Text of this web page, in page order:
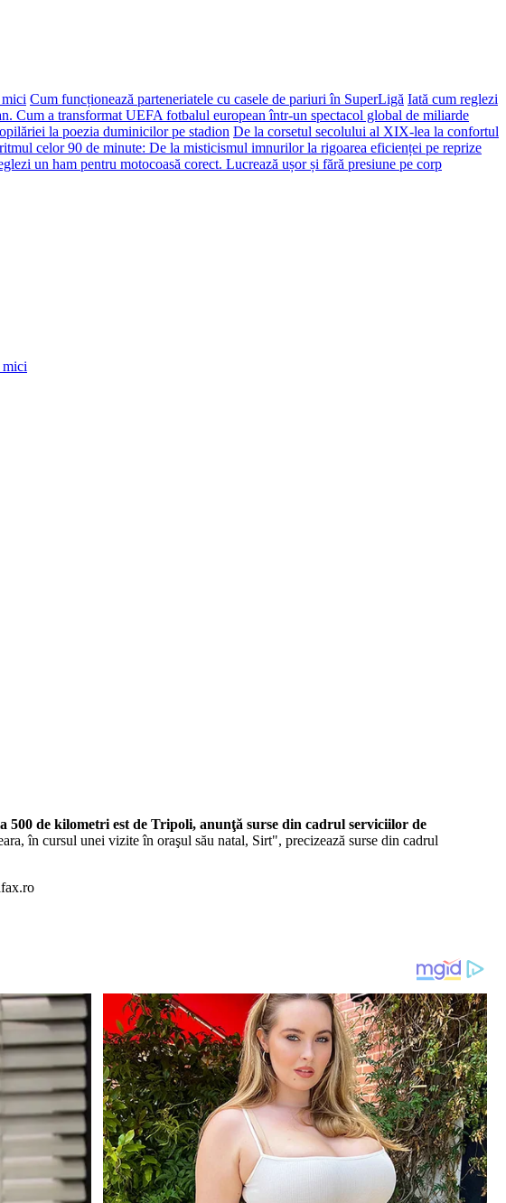
Cum funcționează parteneriatele cu casele de pariuri în SuperLigă Iată cum reglezi
Cum a transformat UEFA fotbalul european într-un spectacol global de miliarde
la poezia duminicilor pe stadion De la corsetul secolului al XIX-lea la confortul
celor 90 de minute: De la misticismul imnurilor la rigoarea eficienței pe reprize
un ham pentru motocoasă corect. Lucrează ușor și fără presiune pe corp
mici
de kilometri est de Tripoli, anunţă surse din cadrul serviciilor de
în cursul unei vizite în oraşul său natal, Sirt", precizează surse din cadrul